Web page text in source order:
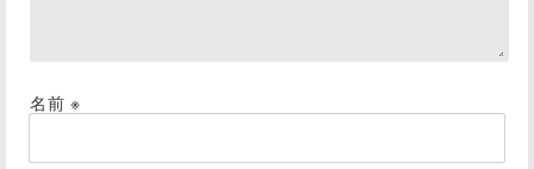
名前 ※